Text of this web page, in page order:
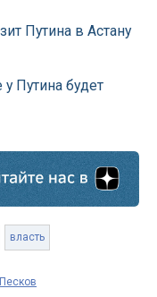
Путина в Астану
Путина будет
власть